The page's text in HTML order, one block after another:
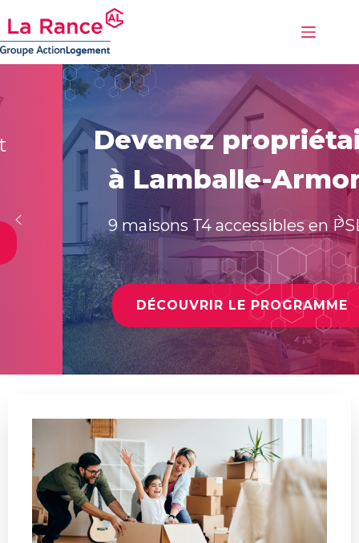
au
contenu
Devenez propriétaire
à Lamballe-Armor !
9 maisons T4 accessibles en PSLA
DÉCOUVRIR LE PROGRAMME